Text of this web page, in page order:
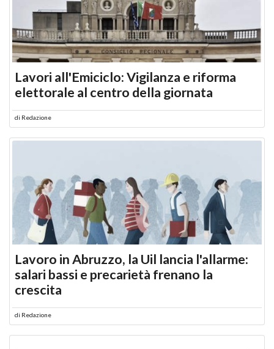
Lavori all'Emiciclo: Vigilanza e riforma
elettorale al centro della giornata
di Redazione
Lavoro in Abruzzo, la Uil lancia l'allarme:
salari bassi e precarietà frenano la
crescita
di Redazione